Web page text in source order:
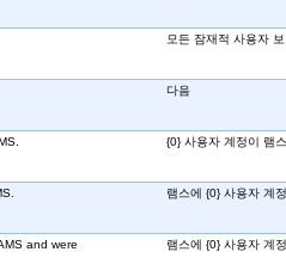
모든 잠재적 사용자
다음
{0} 사용자 계정이 램
램스에 {0} 사용자 계
and were
램스에 {0} 사용자 계